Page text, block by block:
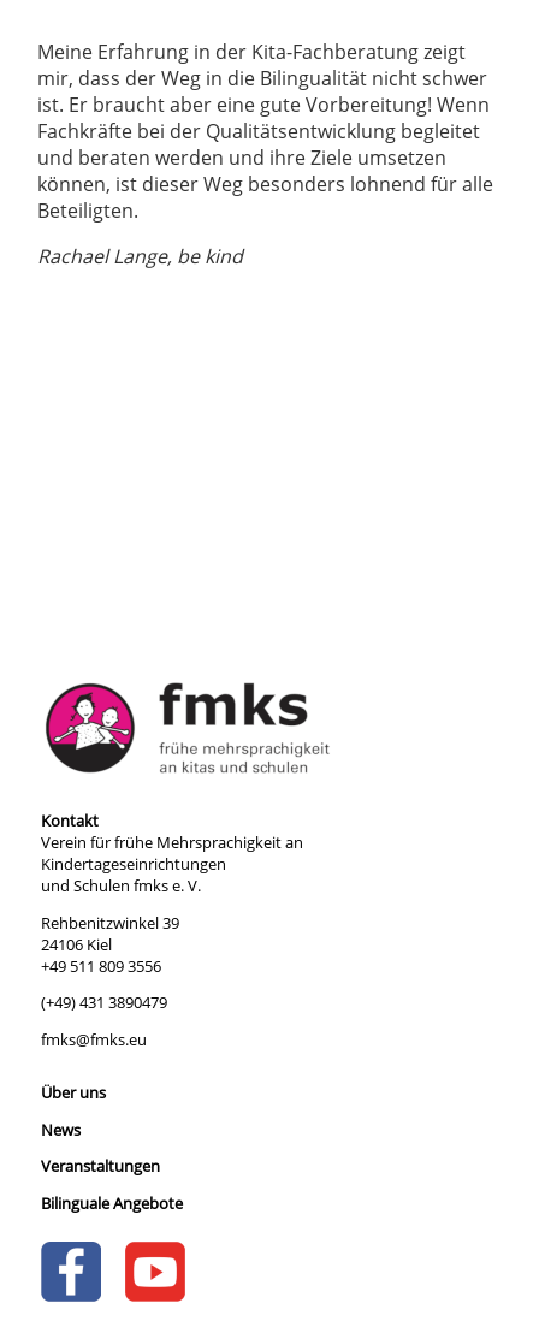
Meine Erfahrung in der Kita-Fachberatung zeigt
mir, dass der Weg in die Bilingualität nicht schwer
ist. Er braucht aber eine gute Vorbereitung! Wenn
Fachkräfte bei der Qualitätsentwicklung begleitet
und beraten werden und ihre Ziele umsetzen
können, ist dieser Weg besonders lohnend für alle
Beteiligten.
Rachael Lange, be kind
Kontakt
Verein für frühe Mehrsprachigkeit an
Kindertageseinrichtungen
und Schulen fmks e. V.
Rehbenitzwinkel 39
24106 Kiel
+49 511 809 3556
(+49) 431 3890479
fmks@fmks.eu
Über uns
News
Veranstaltungen
Bilinguale Angebote